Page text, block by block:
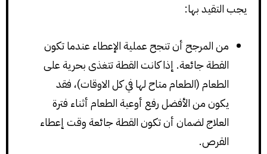
يجب التقيد بها:
من المرجح أن تنجح عملية الإعطاء عندما تكون
القطة جائعة. إذا كانت القطة تتغذى بحرية على
الطعام (الطعام متاح لها في كل الاوقات)، فقد
يكون من الأفضل رفع أوعية الطعام أثناء فترة
العلاج لضمان أن تكون القطة جائعة وقت إعطاء
القرص.